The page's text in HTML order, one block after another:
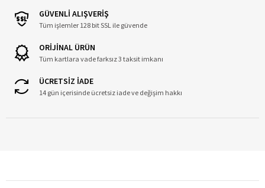
GÜVENLİ ALIŞVERİŞ
Tüm işlemler 128 bit SSL ile güvende
ORİJİNAL ÜRÜN
Tüm kartlara vade farksız 3 taksit imkanı
ÜCRETSİZ İADE
14 gün içerisinde ücretsiz iade ve değişim hakkı